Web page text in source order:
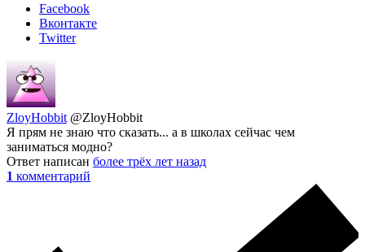
Facebook
Вконтакте
Twitter
ZloyHobbit @ZloyHobbit
Я прям не знаю что сказать... а в школах сейчас чем
заниматься модно?
Ответ написан более трёх лет назад
1 комментарий